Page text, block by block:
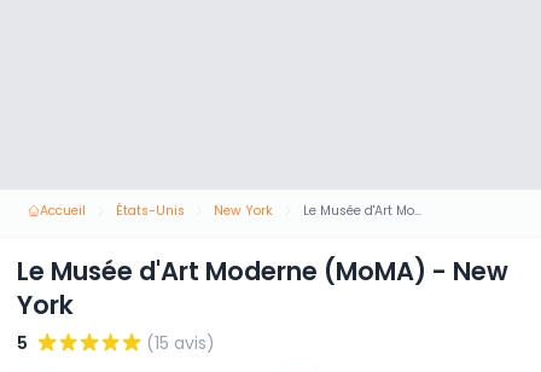
Accueil États-Unis New York Le Musée d'Art Moderne (MoMA) - New York
Le Musée d'Art Moderne (MoMA) - New
York
5
(15 avis)